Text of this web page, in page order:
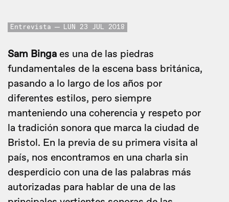
Entrevista LUN 23 JUL 2018
Sam Binga es una de las piedras
fundamentales de la escena bass británica,
pasando a lo largo de los años por
diferentes estilos, pero siempre
manteniendo una coherencia y respeto por
la tradición sonora que marca la ciudad de
Bristol. En la previa de su primera visita al
país, nos encontramos en una charla sin
desperdicio con una de las palabras más
autorizadas para hablar de una de las